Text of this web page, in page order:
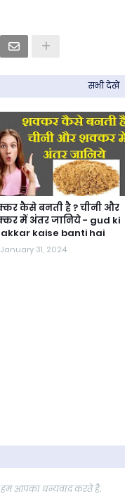
सभी देखें
कैसे बनती है ? चीनी और
में अंतर जानिये - gud ki
kaise banti hai
January 31, 2024
हम आपका धन्यवाद करते है.